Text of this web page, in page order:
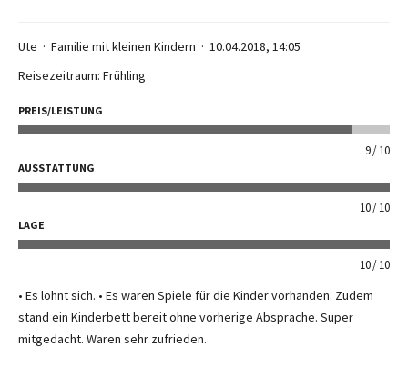
Ute Familie mit kleinen Kindern
10.04.2018, 14:05
Reisezeitraum: Frühling
PREIS/LEISTUNG
9 10
AUSSTATTUNG
10 10
LAGE
10 10
• Es lohnt sich. • Es waren Spiele für die Kinder vorhanden. Zudem
stand ein Kinderbett bereit ohne vorherige Absprache. Super
mitgedacht. Waren sehr zufrieden.